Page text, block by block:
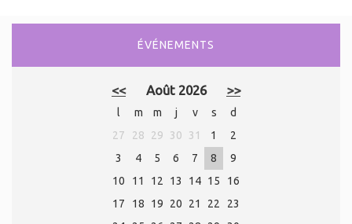
ÉVÉNEMENTS
<< Août 2026 >>
l m m j v s
d
27
28 29 30 31 1
2
3
4 5 6 7 8
9
10
11 12 13 14 15
16
17
18 19 20 21 22
23